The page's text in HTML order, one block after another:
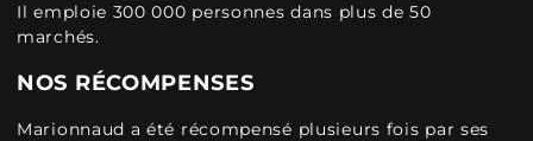
Il emploie 300 000 personnes dans plus de 50
marchés.
NOS RÉCOMPENSES
Marionnaud a été récompensé plusieurs fois par ses